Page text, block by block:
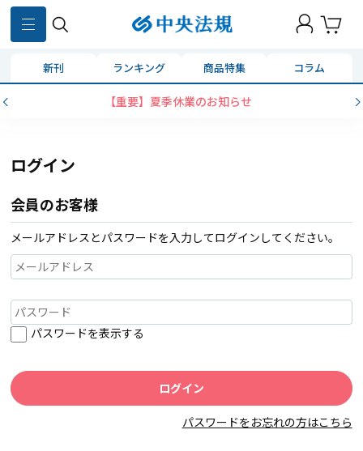
新刊 ランキング 商品特集 コラム
【重要】夏季休業のお知らせ
ログイン
会員のお客様
メールアドレスとパスワードを入力してログインしてください。
パスワードを表示する
パスワードをお忘れの方はこちら